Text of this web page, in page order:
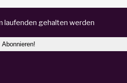
laufenden gehalten werden